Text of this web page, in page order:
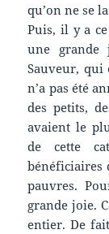
qu’on ne se
Puis, il y a ce
une grande
Sauveur, qui
n’a pas été
des petits,
avaient le
de cette
bénéficiaires
pauvres.
grande joie.
entier. De